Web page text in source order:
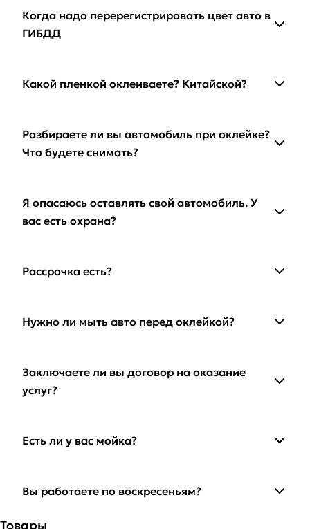
Когда надо перерегистрировать цвет авто в
ГИБДД
Какой пленкой оклеиваете? Китайской?
Разбираете ли вы автомобиль при оклейке?
Что будете снимать?
Я опасаюсь оставлять свой автомобиль. У
вас есть охрана?
Рассрочка есть?
Нужно ли мыть авто перед оклейкой?
Заключаете ли вы договор на оказание
услуг?
Есть ли у вас мойка?
Вы работаете по воскресеньям?
Товары